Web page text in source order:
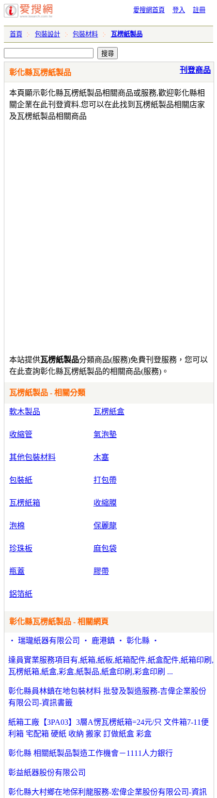
愛搜網首頁 登入 註冊
首頁 包裝設計 包裝材料 瓦楞紙製品
彰化縣瓦楞紙製品
本頁顯示彰化縣瓦楞紙製品相關商品或服務,歡迎彰化縣相
關企業在此刊登資料.您可以在此找到瓦楞紙製品相關店家
及瓦楞紙製品相關商品
刊登商品
本站提供瓦楞紙製品分類商品(服務)免費刊登服務，您可以
在此查詢彰化縣瓦楞紙製品的相關商品(服務)。
瓦楞紙製品 - 相關分類
軟木製品 瓦楞紙盒
收縮管 氣泡墊
其他包裝材料 木塞
包裝紙 打包帶
瓦楞紙箱 收縮膜
泡棉 保麗龍
珍珠板 麻包袋
瓶蓋 膠帶
鋁箔紙
彰化縣瓦楞紙製品 - 相關網頁
‧ 瑞瓏紙器有限公司 ‧ 鹿港鎮 ‧ 彰化縣 ‧
達員實業服務項目有,紙箱,紙板,紙箱配件,紙盒配件,紙箱印刷,
瓦楞紙箱,紙盒,彩盒,紙製品,紙盒印刷,彩盒印刷 ...
彰化縣員林鎮在地包裝材料 批發及製造服務-吉偉企業股份
有限公司-資訊書籤
紙箱工廠【3PA03】3層A愣瓦楞紙箱=24元/只 文件箱7-11便
利箱 宅配箱 硬紙 收納 搬家 訂做紙盒 彩盒
彰化縣 相關紙製品製造工作機會－1111人力銀行
彰益紙器股份有限公司
彰化縣大村鄉在地保利龍服務-宏偉企業股份有限公司-資訊